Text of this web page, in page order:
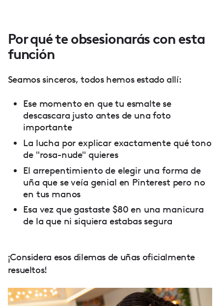
Por qué te obsesionarás con esta
función
Seamos sinceros, todos hemos estado allí:
Ese momento en que tu esmalte se
descascara justo antes de una foto
importante
La lucha por explicar exactamente qué tono
de "rosa-nude" quieres
El arrepentimiento de elegir una forma de
uña que se veía genial en Pinterest pero no
en tus manos
Esa vez que gastaste $80 en una manicura
de la que ni siquiera estabas segura
¡Considera esos dilemas de uñas oficialmente
resueltos!